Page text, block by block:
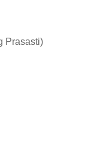
Prasasti)